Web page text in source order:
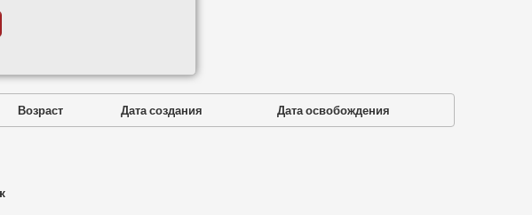
Возраст Дата создания Дата освобождения